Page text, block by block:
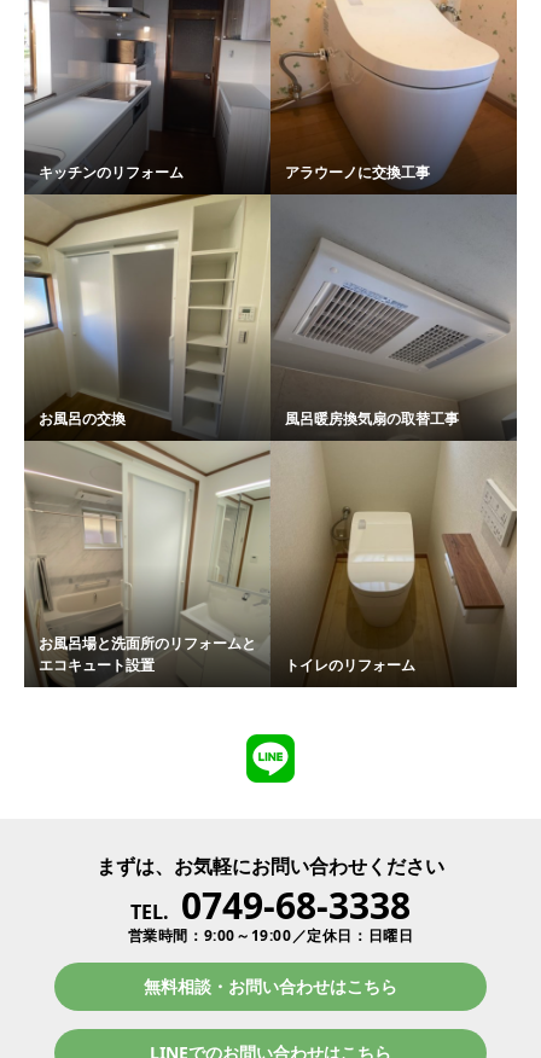
キッチンのリフォーム アラウーノに交換工事
お風呂の交換 風呂暖房換気扇の取替工事
お風呂場と洗面所のリフォームと
エコキュート設置
トイレのリフォーム
まずは、お気軽にお問い合わせください
TEL. 0749-68-3338
営業時間：9:00～19:00／定休日：日曜日
無料相談・お問い合わせはこちら
LINEでのお問い合わせはこちら